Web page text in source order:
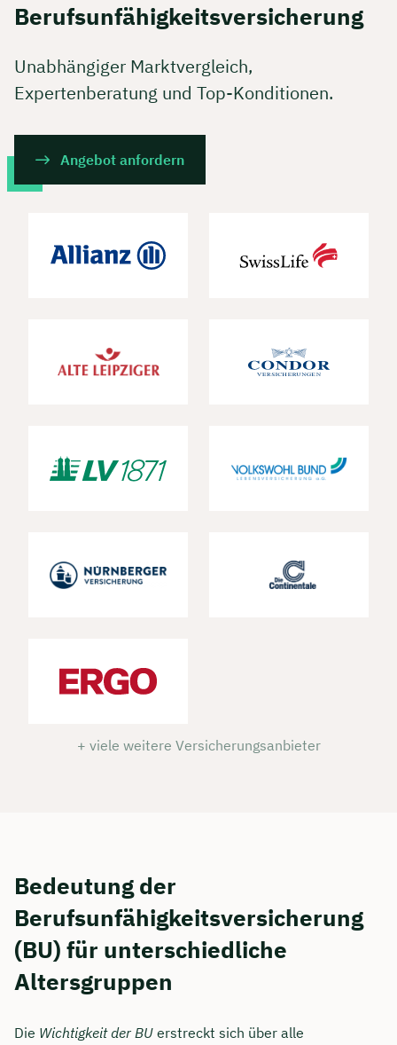
Berufsunfähigkeitsversicherung
Unabhängiger Marktvergleich,
Expertenberatung und Top-Konditionen.
Angebot anfordern
+ viele weitere Versicherungsanbieter
Bedeutung der
Berufsunfähigkeitsversicherung
(BU) für unterschiedliche
Altersgruppen
Die Wichtigkeit der BU erstreckt sich über alle